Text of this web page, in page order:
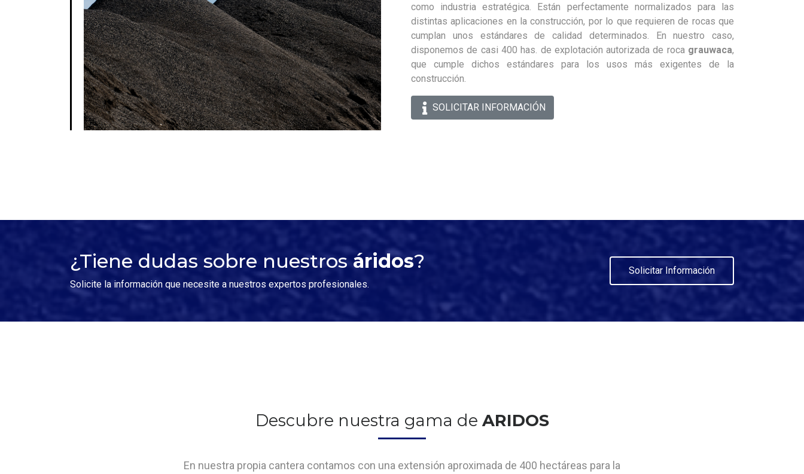
como industria estratégica. Están perfectamente normalizados para las
distintas aplicaciones en la construcción, por lo que requieren de rocas que
cumplan unos estándares de calidad determinados. En nuestro caso,
disponemos de casi 400 has. de explotación autorizada de roca grauwaca,
que cumple dichos estándares para los usos más exigentes de la
construcción.
SOLICITAR INFORMACIÓN
¿Tiene dudas sobre nuestros áridos?
Solicite la información que necesite a nuestros expertos profesionales.
Solicitar Información
Descubre nuestra gama de ARIDOS
En nuestra propia cantera contamos con una extensión aproximada de 400 hectáreas para la